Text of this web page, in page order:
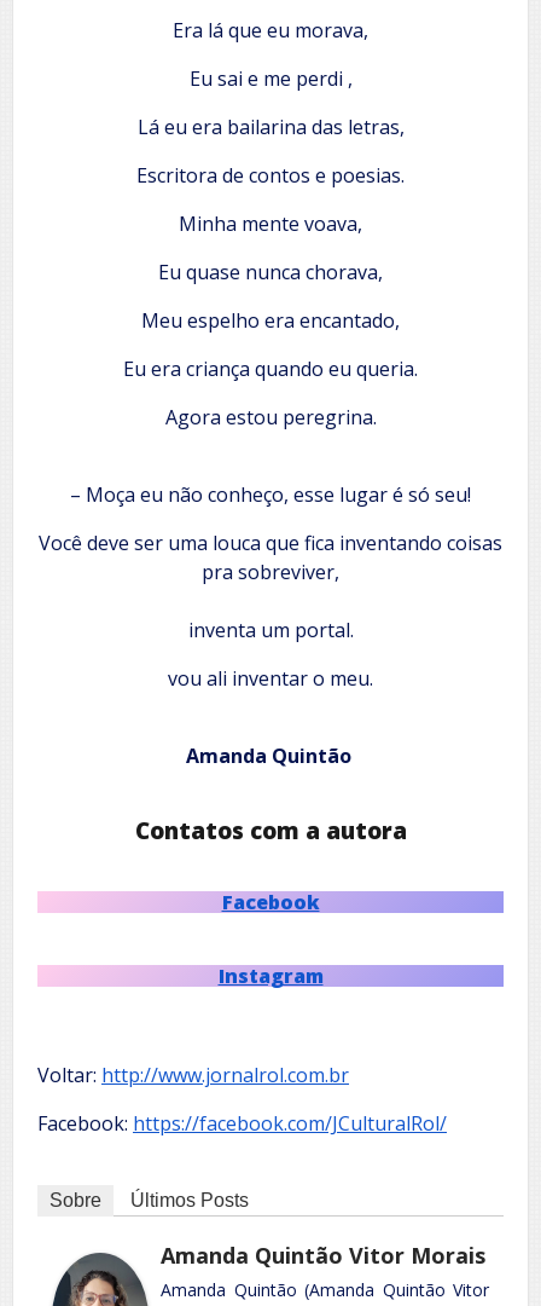
Era lá que eu morava,
Eu sai e me perdi ,
Lá eu era bailarina das letras,
Escritora de contos e poesias.
Minha mente voava,
Eu quase nunca chorava,
Meu espelho era encantado,
Eu era criança quando eu queria.
Agora estou peregrina.
– Moça eu não conheço, esse lugar é só seu!
Você deve ser uma louca que fica inventando coisas
pra sobreviver,
inventa um portal.
vou ali inventar o meu.
Amanda Quintão
Contatos com a autora
Facebook
Instagram
Voltar: http://www.jornalrol.com.br
Facebook: https://facebook.com/JCulturalRol/
Sobre Últimos Posts
Amanda Quintão Vitor Morais
Amanda Quintão (Amanda Quintão Vitor